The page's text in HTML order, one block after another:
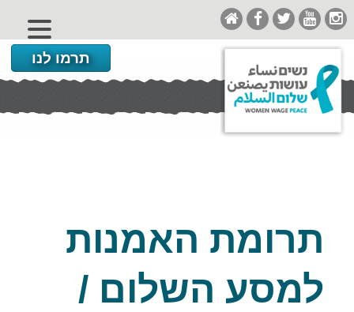
תרמו לנו
תרומת האמנות
למסע השלום /